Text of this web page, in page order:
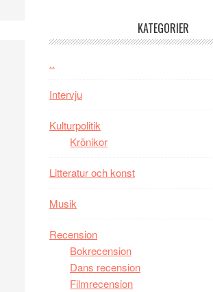
KATEGORIER
..
Intervju
Kulturpolitik
Krönikor
Litteratur och konst
Musik
Recension
Bokrecension
Dans recension
Filmrecension